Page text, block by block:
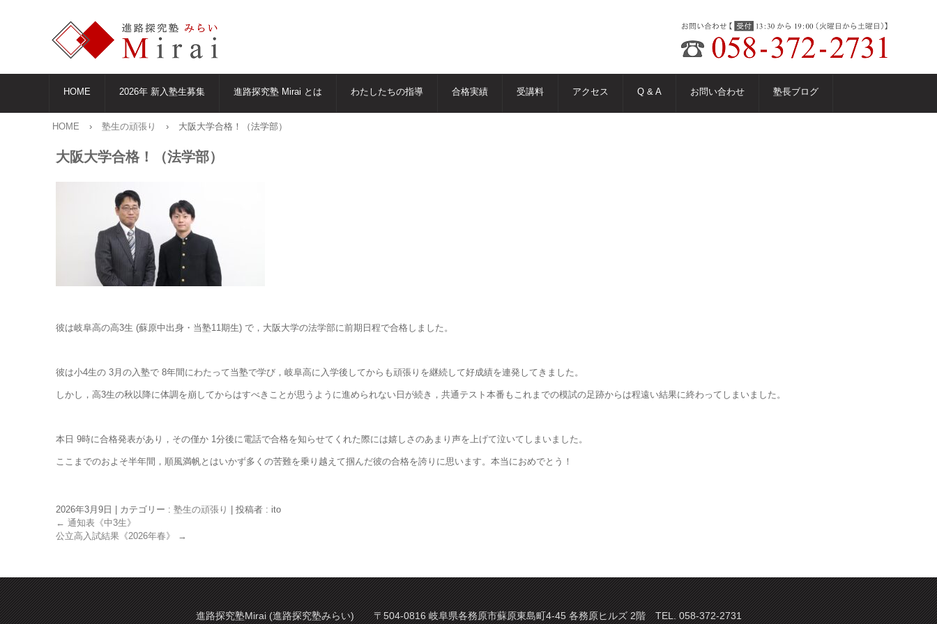
HOME 2026年 新入塾生募集 進路探究塾 Mirai とは わたしたちの指導 合格実績 受講料 アクセス Q & A お問い合わせ 塾長ブログ
HOME › 塾生の頑張り › 大阪大学合格！（法学部）
大阪大学合格！（法学部）
彼は岐阜高の高3生 (蘇原中出身・当塾11期生) で，大阪大学の法学部に前期日程で合格しました。
彼は小4生の 3月の入塾で 8年間にわたって当塾で学び，岐阜高に入学後してからも頑張りを継続して好成績を連発してきました。
しかし，高3生の秋以降に体調を崩してからはすべきことが思うように進められない日が続き，共通テスト本番もこれまでの模試の足跡からは程遠い結果に終わってしまいました。
本日 9時に合格発表があり，その僅か 1分後に電話で合格を知らせてくれた際には嬉しさのあまり声を上げて泣いてしまいました。
ここまでのおよそ半年間，順風満帆とはいかず多くの苦難を乗り越えて掴んだ彼の合格を誇りに思います。本当におめでとう！
2026年3月9日 カテゴリー : 塾生の頑張り
投稿者 : ito
← 通知表《中3生》
公立高入試結果《2026年春》
→
進路探究塾Mirai (進路探究塾みらい) 〒504-0816 岐阜県各務原市蘇原東島町4-45 各務原ヒルズ 2階 TEL. 058-372-2731